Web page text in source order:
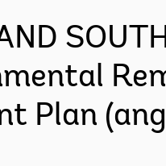
Plan